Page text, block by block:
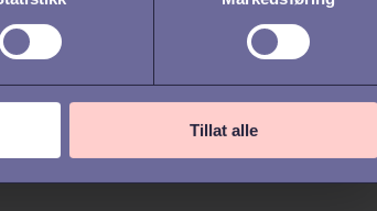
Tillat alle
Skap en god
kandidatopplevelse
med tilbakemelding